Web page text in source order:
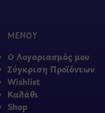
ΜΕΝΟΥ
Ο Λογαριασμός μου
Σύγκριση Προϊόντων
Wishlist
Καλάθι
Shop